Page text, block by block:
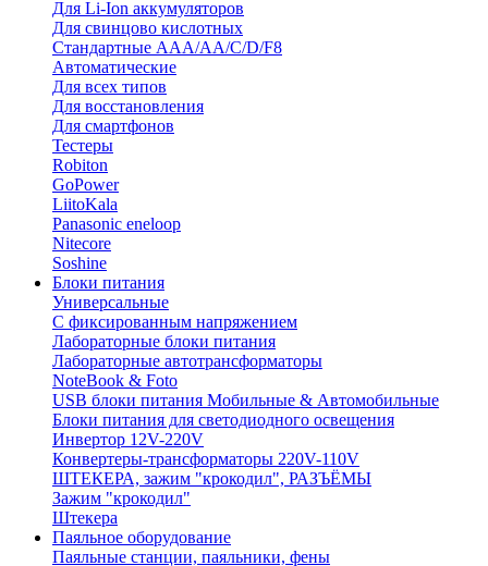
Для Li-Ion аккумуляторов
Для свинцово кислотных
Стандартные ААА/АА/С/D/F8
Автоматические
Для всех типов
Для восстановления
Для смартфонов
Тестеры
Robiton
GoPower
LiitoKala
Panasonic eneloop
Nitecore
Soshine
Блоки питания
Универсальные
C фиксированным напряжением
Лабораторные блоки питания
Лабораторные автотрансформаторы
NoteBook & Foto
USB блоки питания Мобильные & Автомобильные
Блоки питания для светодиодного освещения
Инвертор 12V-220V
Конвертеры-трансформаторы 220V-110V
ШТЕКЕРА, зажим "крокодил", РАЗЪЁМЫ
Зажим "крокодил"
Штекера
Паяльное оборудование
Паяльные станции, паяльники, фены